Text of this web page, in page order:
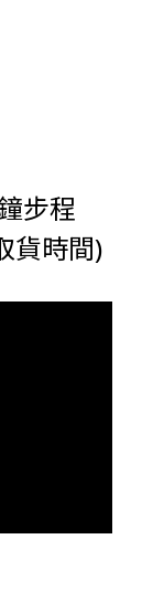
步程
貨時間)